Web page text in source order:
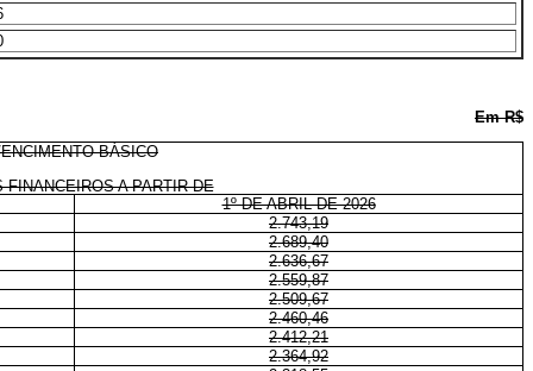
Em R$
BÁSICO
FINANCEIROS A PARTIR DE
1º DE ABRIL DE 2026
2.743,19
2.689,40
2.636,67
2.559,87
2.509,67
2.460,46
2.412,21
2.364,92